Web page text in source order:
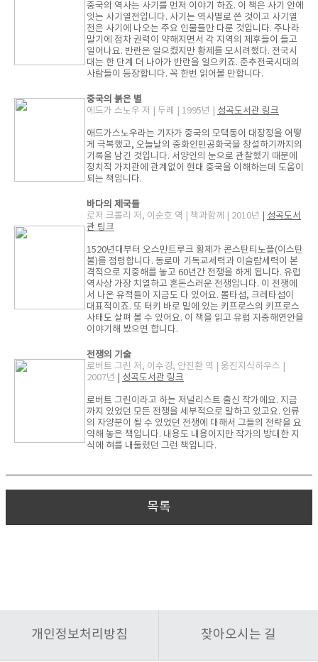
중국의 역사는 사기를 먼저 이야기 하죠. 이 책은 사기 안에
잇는 사기열전입니다. 사기는 역사별로 쓴 것이고 사기열
전은 사기에 나오는 주요 인물들만 다룬 것입니다. 주나라
말기에 점차 권력이 약해지면서 각 지역의 제후들이 들고
일어나요. 반란은 일으켰지만 황제를 모시려했다. 전국시
대는 한 단계 더 나아가 반란을 일으키죠. 춘추전국시대의
사람들이 등장합니다. 꼭 한번 읽어볼 만합니다.
중국의 붉은 별
에드가 스노우 저 | 두레 | 1995년 | 성곡도서관 링크
애드가스노우라는 기자가 중국의 모택동이 대장정을 어떻
게 극복했고, 오늘날의 중화인민공화국을 창설하기까지의
기록을 남긴 것입니다. 서양인의 눈으로 관찰했기 때문에
정치적 가치관에 관계없이 현대 중국을 이해하는데 도움이
되는 책입니다.
바다의 제국들
로저 크롤리 저, 이순호 역 | 책과함께 | 2010년
성곡도서
관 링크
1520년대부터 오스만트루크 황제가 콘스탄티노플(이스탄
불)를 점령합니다. 동로마 기독교세력과 이슬람세력이 본
격적으로 지중해를 놓고 60년간 전쟁을 하게 됩니다. 유럽
역사상 가장 치열하고 혼돈스러운 전쟁입니다. 이 전쟁에
서 나온 유적들이 지금도 다 있어요. 몰타섬, 크레타섬이
대표적이죠. 또 터키 바로 밑에 있는 키프로스의 키프로스
사태도 살펴 볼 수 있어요. 이 책을 읽고 유럽 지중해연안을
이야기해 봤으면 합니다.
전쟁의 기술
로버트 그린 저, 이수경, 안진환 역 | 웅진지식하우스 |
2007년
성곡도서관 링크
로버트 그린이라고 하는 저널리스트 출신 작가에요. 지금
까지 있었던 모든 전쟁을 세부적으로 말하고 있고요. 인류
의 자양분이 될 수 있었던 전쟁에 대해서 그들의 전략을 요
약해 놓은 책입니다. 내용도 내용이지만 작가의 방대한 지
식에 혀를 내둘렀던 그런 책입니다.
목록
개인정보처리방침 찾아오시는 길